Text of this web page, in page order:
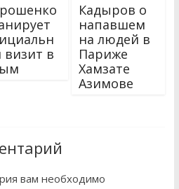
визит в
Кадыров о
напавшем
на людей в
Париже
Хамзате
Азимове
вам необходимо